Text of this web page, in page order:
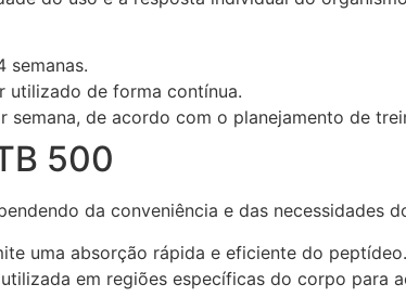
semanas.
utilizado de forma contínua.
semana, de acordo com o planejamento de
500
da conveniência e das necessidades
uma absorção rápida e eficiente do peptídeo.
em regiões específicas do corpo para